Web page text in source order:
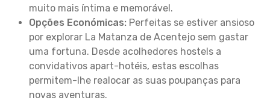
muito mais íntima e memorável.
Opções Económicas: Perfeitas se estiver ansioso
por explorar La Matanza de Acentejo sem gastar
uma fortuna. Desde acolhedores hostels a
convidativos apart-hotéis, estas escolhas
permitem-lhe realocar as suas poupanças para
novas aventuras.